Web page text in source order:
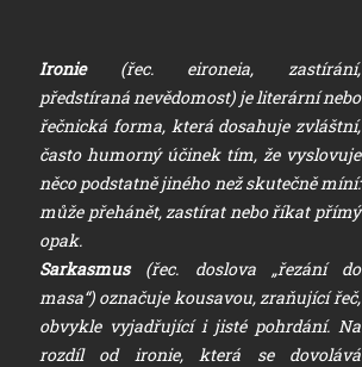
Ironie(řec. eironeia, zastírání,
předstíraná nevědomost) je literární nebo
řečnická forma, která dosahuje zvláštní,
často humorný účinek tím, že vyslovuje
něco podstatně jiného než skutečně míní:
může přehánět, zastírat nebo říkat přímý
opak.
Sarkasmus(řec. doslova „řezání do
masa“) označuje kousavou, zraňující řeč,
obvykle vyjadřující i jisté pohrdání. Na
rozdíl od ironie, která se dovolává